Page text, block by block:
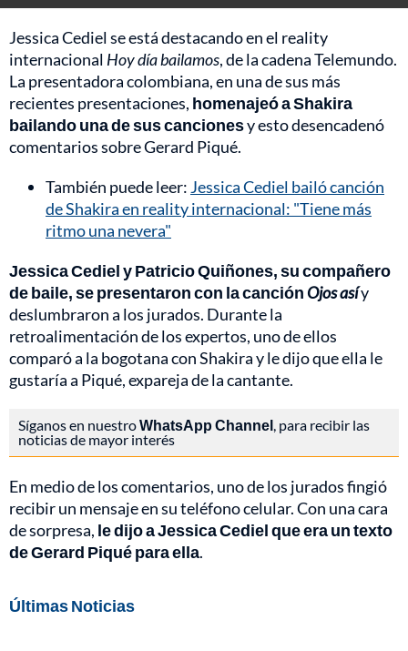
Jessica Cediel se está destacando en el reality
internacional Hoy día bailamos, de la cadena Telemundo.
La presentadora colombiana, en una de sus más
recientes presentaciones, homenajeó a Shakira
bailando una de sus cancionesy esto desencadenó
comentarios sobre Gerard Piqué.
También puede leer: Jessica Cediel bailó canción
de Shakira en reality internacional: "Tiene más
ritmo una nevera"
Jessica Cediel y Patricio Quiñones, su compañero
de baile, se presentaron con la canción Ojos asíy
deslumbraron a los jurados. Durante la
retroalimentación de los expertos, uno de ellos
comparó a la bogotana con Shakira y le dijo que ella le
gustaría a Piqué, expareja de la cantante.
Síganos en nuestroWhatsApp Channel, para recibir las
noticias de mayor interés
En medio de los comentarios, uno de los jurados fingió
recibir un mensaje en su teléfono celular. Con una cara
de sorpresa, le dijo a Jessica Cediel que era un texto
de Gerard Piqué para ella.
Últimas Noticias